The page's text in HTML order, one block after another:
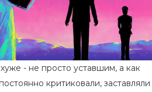
- не просто уставшим, а как
критиковали, заставляли